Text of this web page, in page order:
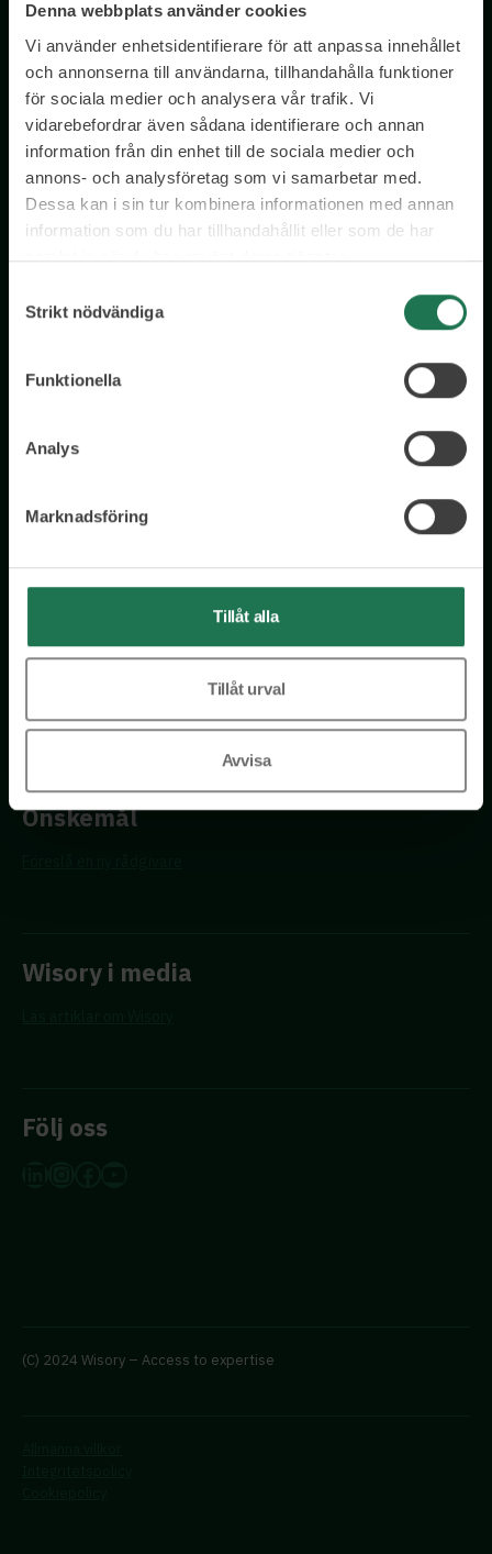
Denna webbplats använder cookies
Vi använder enhetsidentifierare för att anpassa innehållet
och annonserna till användarna, tillhandahålla funktioner
för sociala medier och analysera vår trafik. Vi
vidarebefordrar även sådana identifierare och annan
information från din enhet till de sociala medier och
annons- och analysföretag som vi samarbetar med.
Dessa kan i sin tur kombinera informationen med annan
information som du har tillhandahållit eller som de har
samlat in när du har använt deras tjänster.
Strikt nödvändiga
Funktionella
Analys
Marknadsföring
Tillåt alla
Tillåt urval
Avvisa
Wisory International AB
c/o A House Ark
Östermalmsgatan 26a
114 26 Stockholm
Tel: 076 231 77 14
Få tillgång till kostnadsfria insikter från våra olika kloka
E-postadress
Genom att registrera dig för Insights nyhetsbrev godkänner du
vårIntegritetspolicy
Önskemål
Wisory i media
Följ oss
(C) 2024 Wisory – Access to expertise